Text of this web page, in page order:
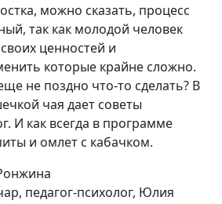
Анна Ронжина, Алина
Гончар, педагог-
психолог, Юлия
Лупашина, Екатерина
Петреева, Оксана
Устимова, Арина
Воронина
#100
Щукина, педагог–
психолог, Екатерина
можно сказать, процесс
так как молодой человек
ценностей и
которые крайне сложно.
не поздно что-то сделать? В
чая дает советы
И как всегда в программе
и омлет с кабачком.
педагог-психолог, Юлия